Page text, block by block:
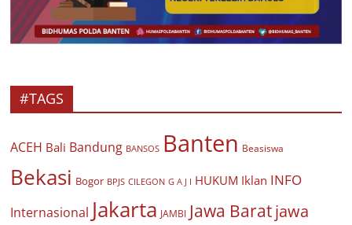
#TAGS
ACEH Bali Bandung BANSOS Banten Beasiswa
Bekasi Bogor BPJS CILEGON G A J I HUKUM Iklan INFO
Internasional Jakarta JAMBI Jawa Baratjawa